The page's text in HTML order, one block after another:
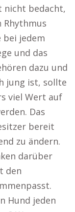
nicht bedacht,
Rhythmus
bei jedem
und das
dazu und
jung ist, sollte
viel Wert auf
Das
bereit
zu ändern.
darüber
den
Hund jeden